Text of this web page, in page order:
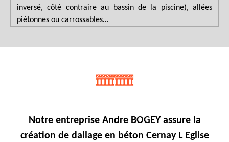
inversé, côté contraire au bassin de la piscine), allées
piétonnes ou carrossables…
Notre entreprise Andre BOGEY assure la
création de dallage en béton Cernay L Eglise